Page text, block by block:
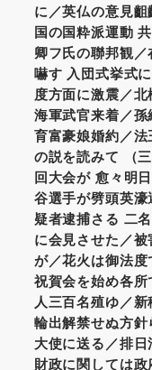
に／英仏の意見
国の国粋派運動
卿フ氏の聯邦観
嚇す 入団式挙式
度方面に激震／
海軍武官来着／
育富豪娘婚約／
の説を読みて （
回大会が 愈々明
谷選手が劈頭英
疑者逮捕さる 二
に会見させた／
が／花火は御法
祝賀会を始め各
人三百名殖ゆ／
輪出解禁せぬ方
大使に送る／排
財政に関しては